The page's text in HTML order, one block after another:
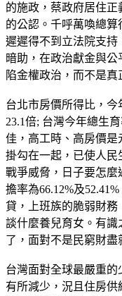
的施政，蔡政府居住
的公認。千呼萬喚總
遲遲得不到立法院支
暗助，在政治獻金與
陷金權政治，而不是真
台北市房價所得比，今
23.1倍; 台灣今年總生
佳，高工時、高房價
掛勾在一起，已使人
戰爭威脅，日子要怎麼
擔率為66.12%及
貸，上班族的脆弱財
談什麼養兒育女。有
了，面對不是民窮財盡
台灣面對全球最嚴重
有所減少，況且住房